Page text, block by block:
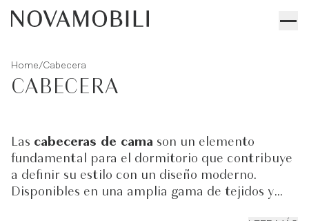
Home/Cabecera
CABECERA
Las cabeceras de cama son un elemento
fundamental para el dormitorio que contribuye
a definir su estilo con un diseño moderno.
Disponibles en una amplia gama de tejidos y